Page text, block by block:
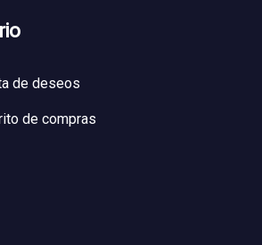
de deseos
de compras